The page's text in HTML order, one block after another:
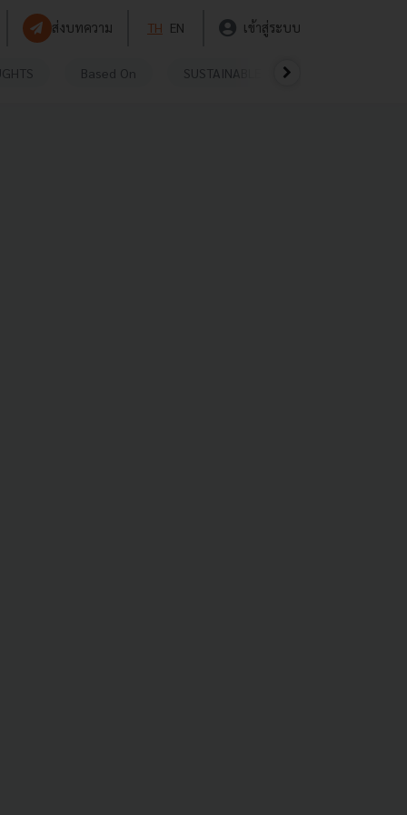
ส่งบทความ TH EN เข้าสู่ระบบ
Based On SUSTAINABLE